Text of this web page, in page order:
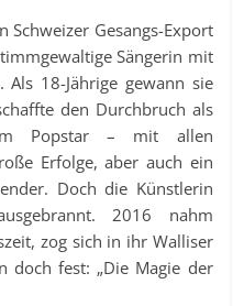
Schweizer Gesangs-Export
Sängerin mit
18-Jährige gewann sie
den Durchbruch als
Popstar – mit allen
Erfolge, aber auch ein
Doch die Künstlerin
2016 nahm
zog sich in ihr Walliser
doch fest: „Die Magie der